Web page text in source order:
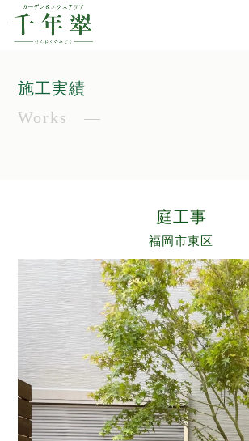
施工実績
Works
庭工事
福岡市東区